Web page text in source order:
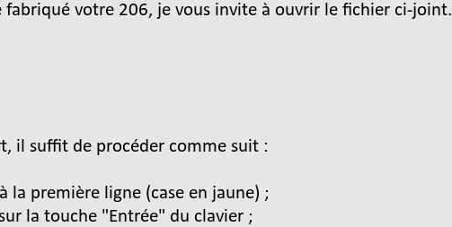
fabriqué votre 206, je vous invite à ouvrir le fichier ci-joint.
il suffit de procéder comme suit :
la première ligne (case en jaune) ;
la touche "Entrée" du clavier ;